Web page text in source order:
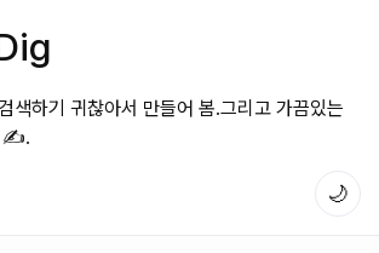
색하기 귀찮아서 만들어 봄.그리고 가끔있는
✍️.
🌙